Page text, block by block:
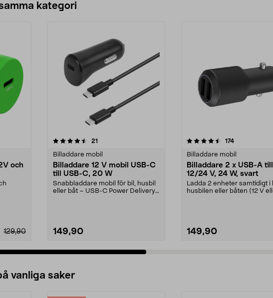
kategori
och
129,90
21
Billaddare mobil
Billaddare 12 V mobil USB-C
till USB-C, 20 W
Snabbladdare mobil för bil, husbil
eller båt – USB-C Power Delivery.
149,90
4.5 av 5 stjärnor 174recensioner
Billaddare mobil
Billaddare 2 x USB-A till
12/24 V, 24 W, svart
Ladda 2 enheter samtidigt i
husbilen eller båten (12 V
149,90
5.0 av 5 stjärnor
vanliga saker